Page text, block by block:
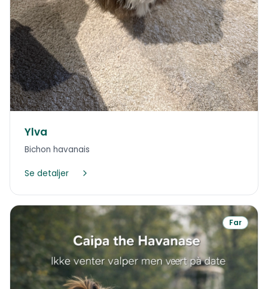
Ylva
Bichon havanais
Se detaljer
Far